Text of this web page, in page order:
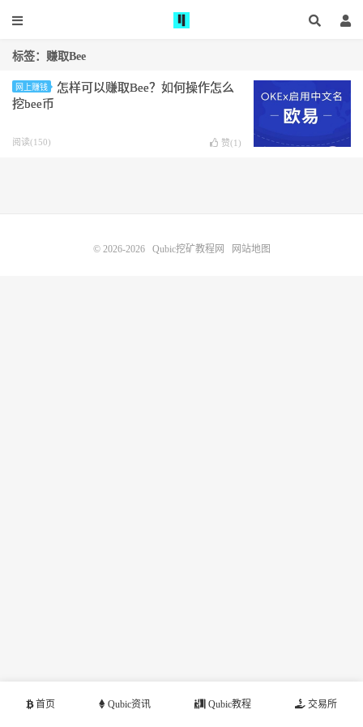
标签：赚取Bee
网上赚钱
怎样可以赚取Bee？如何操作怎么
挖bee币
阅读(150) 赞(1 )
首页 Qubic资讯 Qubic教程 交易所
© 2026-2026 Qubic挖矿教程网 网站地图